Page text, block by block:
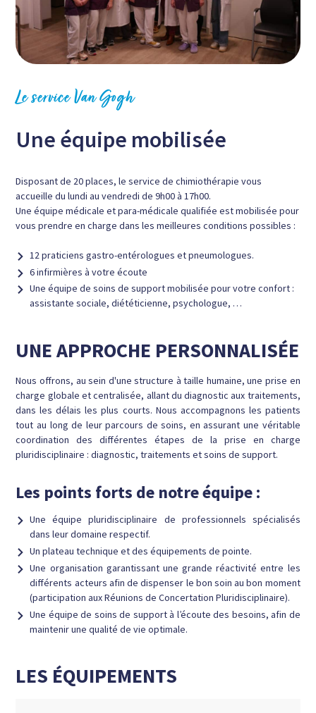
Le service Van Gogh
Une équipe mobilisée
Disposant de 20 places, le service de chimiothérapie vous
accueille du lundi au vendredi de 9h00 à 17h00.
Une équipe médicale et para-médicale qualifiée est mobilisée pour
vous prendre en charge dans les meilleures conditions possibles :
12 praticiens gastro-entérologues et pneumologues.
6 infirmières à votre écoute
Une équipe de soins de support mobilisée pour votre confort :
assistante sociale, diététicienne, psychologue, …
UNE APPROCHE PERSONNALISÉE
Nous offrons, au sein d'une structure à taille humaine, uneprise en
charge globale et centralisée, allant du diagnostic aux traitements,
dans les délais les plus courts. Nous accompagnons les patients
tout au long de leur parcours de soins, en assurant une véritable
coordination des différentes étapes de la prise en charge
pluridisciplinaire :diagnostic, traitements et soins de support.
Les points forts de notre équipe :
Une équipe pluridisciplinaire de professionnels spécialisés
dans leur domaine respectif.
Un plateau technique et des équipements de pointe.
Une organisation garantissant une grande réactivité entre les
différents acteurs afin de dispenser le bon soin au bon moment
(participation aux Réunions de Concertation Pluridisciplinaire).
Une équipe de soins de support à l’écoute des besoins, afin de
maintenir une qualité de vie optimale.
LES ÉQUIPEMENTS